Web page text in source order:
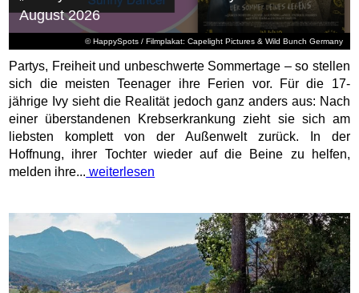
© HappySpots / Filmplakat: Capelight Pictures & Wild Bunch Germany
August 2026
Partys, Freiheit und unbeschwerte Sommertage – so stellen
sich die meisten Teenager ihre Ferien vor. Für die 17-
jährige Ivy sieht die Realität jedoch ganz anders aus: Nach
einer überstandenen Krebserkrankung zieht sie sich am
liebsten komplett von der Außenwelt zurück. In der
Hoffnung, ihrer Tochter wieder auf die Beine zu helfen,
melden ihre... weiterlesen